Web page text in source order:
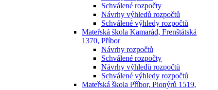
Schválené rozpočty
Návrhy výhledů rozpočtů
Schválené výhledy rozpočtů
Mateřská škola Kamarád, Frenštátská
1370, Příbor
Návrhy rozpočtů
Schválené rozpočty
Návrhy výhledů rozpočtů
Schválené výhledy rozpočtů
Mateřská škola Příbor, Pionýrů 1519,